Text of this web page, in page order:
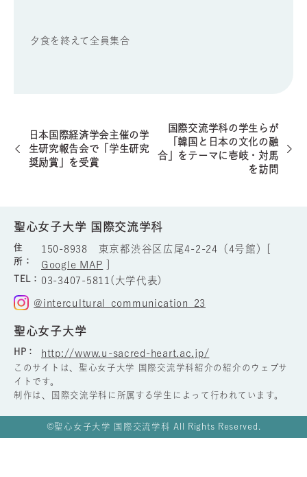
聖心女子大学 国際交流学科
150-8938 東京都渋谷区広尾4-2-24（4号館）[
@intercultural_communication_23
聖心女子大学
HP： http://www.u-sacred-heart.ac.jp/
イトです。
©聖心女子大学 国際交流学科 All Rights Reserved.